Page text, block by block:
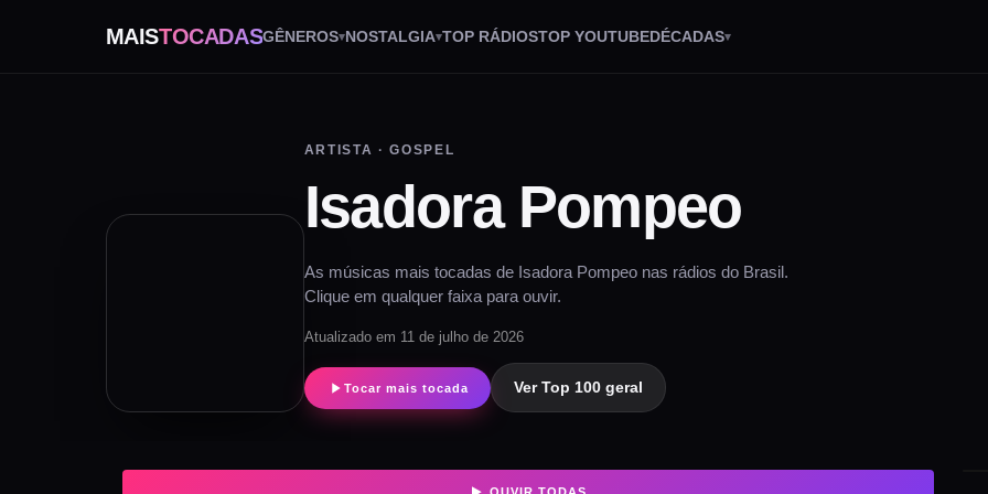
MAISTOCADASGÊNEROS NOSTALGIA TOP RÁDIOSTOP YOUTUBEDÉCADAS
ARTISTA · GOSPEL
Isadora Pompeo
As músicas mais tocadas de Isadora Pompeo nas rádios do Brasil.
Clique em qualquer faixa para ouvir.
Atualizado em 11 de julho de 2026
Tocar mais tocada Ver Top 100 geral